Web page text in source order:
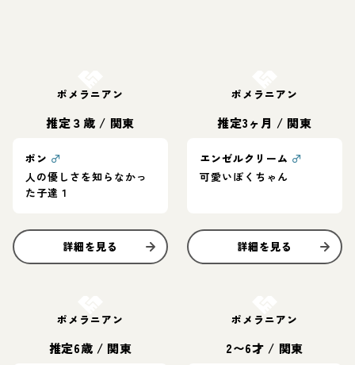
ポメラニアン
推定３歳 / 関東
ポン ♂
人の優しさを知らなかっ
た子達１
詳細を見る
ポメラニアン
推定3ヶ月 / 関東
エンゼルクリーム ♂
可愛いぼくちゃん
詳細を見る
ポメラニアン
推定6歳 / 関東
ポメラニアン
2〜6才 / 関東